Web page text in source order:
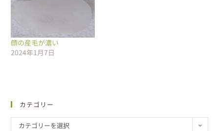
顔の産毛が濃い
2024年1月7日
カテゴリー
カテゴリーを選択